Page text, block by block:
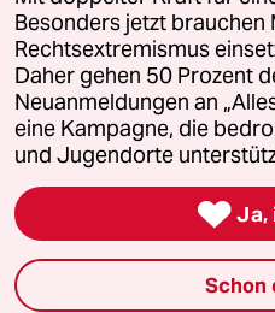
wenden Sie sich bitte an
Feedback Redaktionsstatut
Leitlinie Informant
Seitenwende
Besonders jetzt brauchen
Rechtsextremismus
Daher gehen 50 Prozent
Neuanmeldungen an
eine Kampagne, die
und Jugendorte
 Ja,
Schon